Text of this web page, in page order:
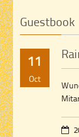
Guestbook
11
Oct